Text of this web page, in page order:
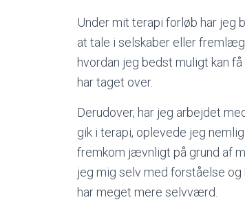
Under mit terapi forløb har jeg
at tale i selskaber eller
hvordan jeg bedst muligt kan
har taget over.
Derudover, har jeg arbejdet
gik i terapi, oplevede jeg
fremkom jævnligt på grund af
jeg mig selv med forståelse
har meget mere selvværd.